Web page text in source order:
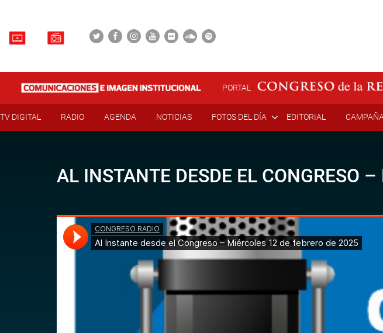
PORTAL
TV DIGITAL RADIO AGENDA NOTICIAS FOTOS DEL DÍA EDITORIAL
AL INSTANTE DESDE EL CONGRESO